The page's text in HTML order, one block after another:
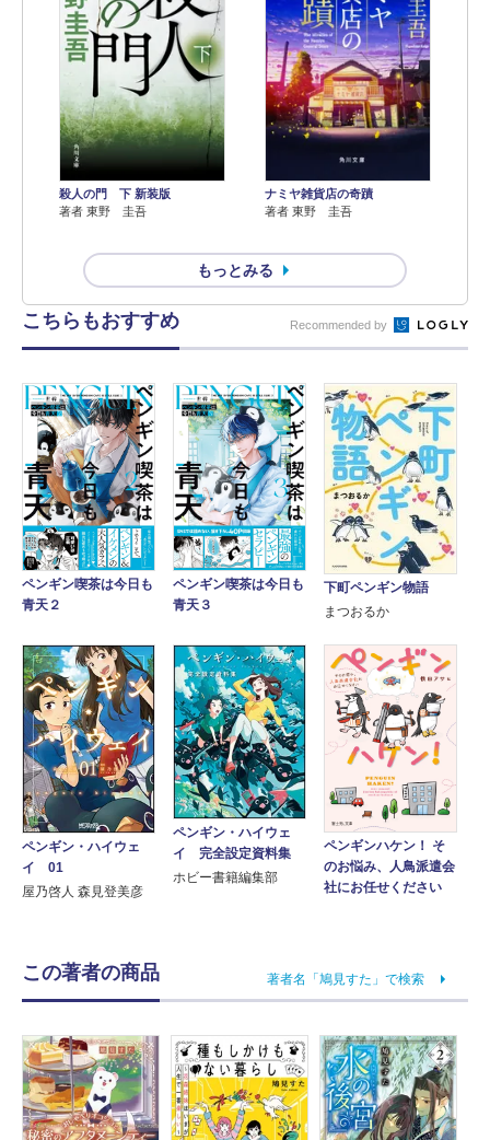
殺人の門 下 新装版
著者 東野 圭吾
ナミヤ雑貨店の奇蹟
著者 東野 圭吾
もっとみる
こちらもおすすめ Recommended by
ペンギン喫茶は今日も
青天２
ペンギン喫茶は今日も
青天３
下町ペンギン物語
まつおるか
ペンギン・ハイウェ
イ 01
屋乃啓人 森見登美彦
ペンギン・ハイウェ
イ 完全設定資料集
ホビー書籍編集部
ペンギンハケン！ そ
のお悩み、人鳥派遣会
社にお任せください
この著者の商品 著者名「鳩見すた」で検索